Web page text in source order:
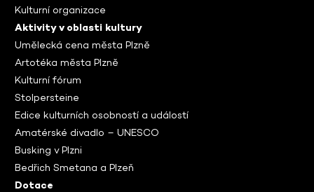
Kulturní organizace
Aktivity v oblasti kultury
Umělecká cena města Plzně
Artotéka města Plzně
Kulturní fórum
Stolpersteine
Edice kulturních osobností a událostí
Amatérské divadlo – UNESCO
Busking v Plzni
Bedřich Smetana a Plzeň
Dotace